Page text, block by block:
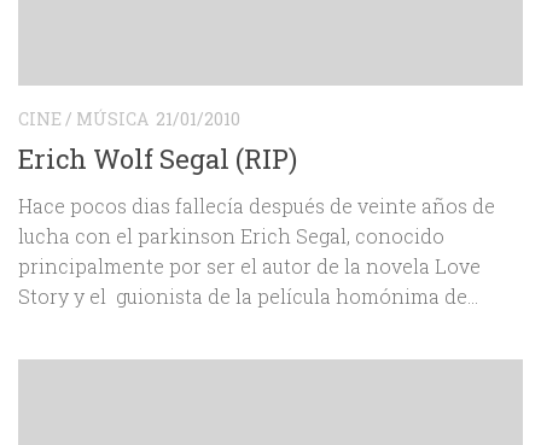
CINE / MÚSICA 21/01/2010
Erich Wolf Segal (RIP)
Hace pocos dias fallecía después de veinte años de
lucha con el parkinson Erich Segal, conocido
principalmente por ser el autor de la novela Love
Story y el guionista de la película homónima de...